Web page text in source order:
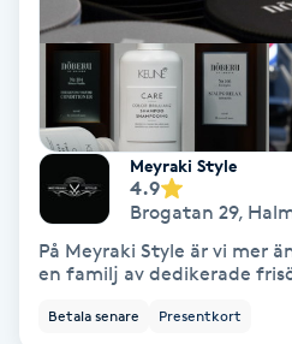
Hyaluronsyra
Hyperhidros
Hypnos
Hårborttagning
Hårbottenbehandling
Meyraki Style
4.9
Brogatan 29,
På Meyraki Style är vi mer
en familj av dedikerade
Betala senare Presentkort